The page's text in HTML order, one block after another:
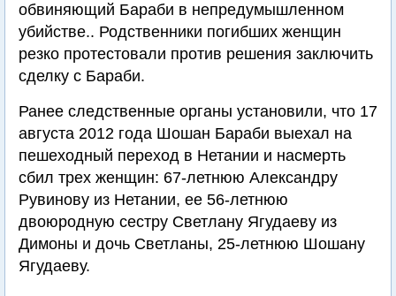
обвиняющий Бараби в непредумышленном
убийстве.. Родственники погибших женщин
резко протестовали против решения заключить
сделку с Бараби.
Ранее следственные органы установили, что 17
августа 2012 года Шошан Бараби выехал на
пешеходный переход в Нетании и насмерть
сбил трех женщин: 67-летнюю Александру
Рувинову из Нетании, ее 56-летнюю
двоюродную сестру Светлану Ягудаеву из
Димоны и дочь Светланы, 25-летнюю Шошану
Ягудаеву.